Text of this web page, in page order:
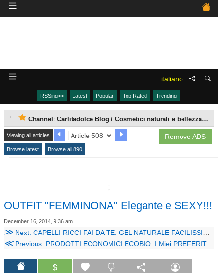
italiano
RSSing>> Latest Popular Top Rated Trending
Channel: Carlitadolce Blog / Cosmetici naturali e bellezza fai da te
Remove ADS
Viewing all articles
Browse latest Browse all 890
OUTFIT "FEMMINONA" Elegante e SEXY!!!
December 16, 2014, 9:36 am
≫ Next: CAPELLI RICCI FAI DA TE: GEL NATURALE FACILISSIMO!!!
≪Previous: PRODOTTI ECONOMICI ECOBIO: I Miei PREFERITI!!! ❤
$